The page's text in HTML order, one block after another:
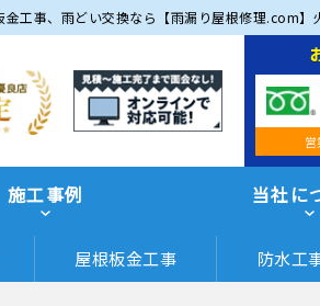
工事、雨どい交換なら【雨漏り屋根修理.com】
施工事例 当社に
屋根板金工事 防水工